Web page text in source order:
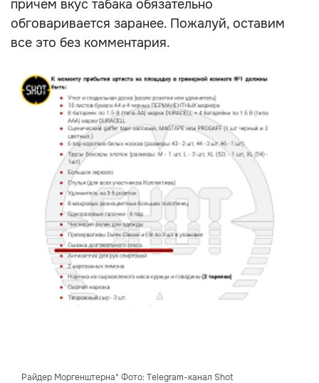
причем вкус табака обязательно
обговаривается заранее. Пожалуй, оставим
все это без комментария.
Райдер Моргенштерна* Фото: Telegram-канал Shot